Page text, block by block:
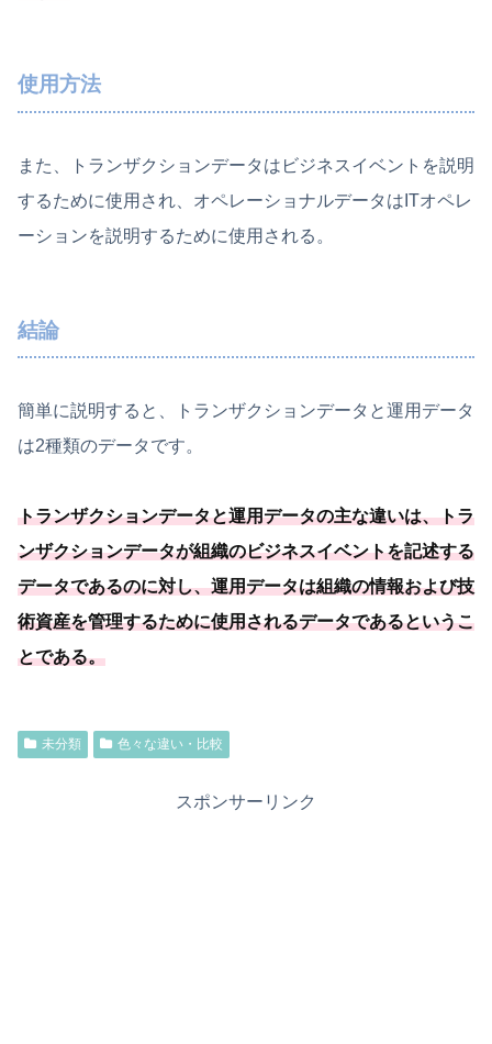
使用方法
また、トランザクションデータはビジネスイベントを説明
するために使用され、オペレーショナルデータはITオペレ
ーションを説明するために使用される。
結論
簡単に説明すると、トランザクションデータと運用データ
は2種類のデータです。
トランザクションデータと運用データの主な違いは、トラ
ンザクションデータが組織のビジネスイベントを記述する
データであるのに対し、運用データは組織の情報および技
術資産を管理するために使用されるデータであるというこ
とである。
未分類 色々な違い・比較
スポンサーリンク